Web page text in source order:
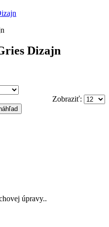
Dizajn
Zobraziť:
úpravy..